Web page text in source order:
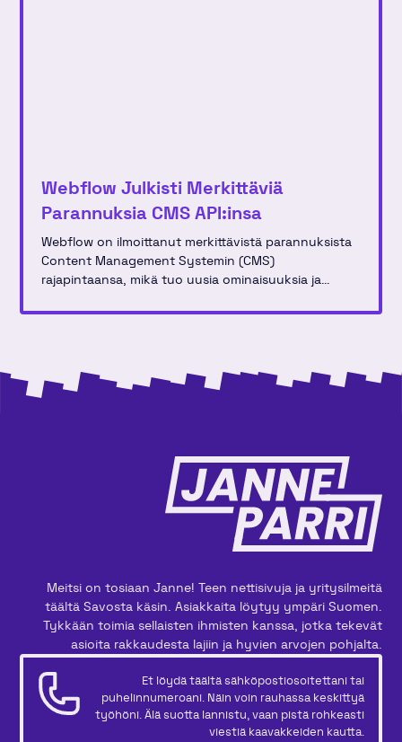
Webflow Julkisti Merkittäviä
Parannuksia CMS API:insa
Webflow on ilmoittanut merkittävistä parannuksista
Content Management Systemin (CMS)
rajapintaansa, mikä tuo uusia ominaisuuksia ja
hallinnoivat verkkosivustoja käyttäen tätä alustaa.
joustavampaa.
Meitsi on tosiaan Janne! Teen nettisivuja ja yritysilmeitä
täältä Savosta käsin. Asiakkaita löytyy ympäri Suomen.
Tykkään toimia sellaisten ihmisten kanssa, jotka tekevät
asioita rakkaudesta lajiin ja hyvien arvojen pohjalta.
Et löydä täältä sähköpostiosoitettani tai
puhelinnumeroani. Näin voin rauhassa keskittyä
työhöni. Älä suotta lannistu, vaan pistä rohkeasti
viestiä kaavakkeiden kautta.